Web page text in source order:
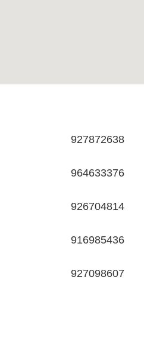
927872638
964633376
926704814
916985436
927098607